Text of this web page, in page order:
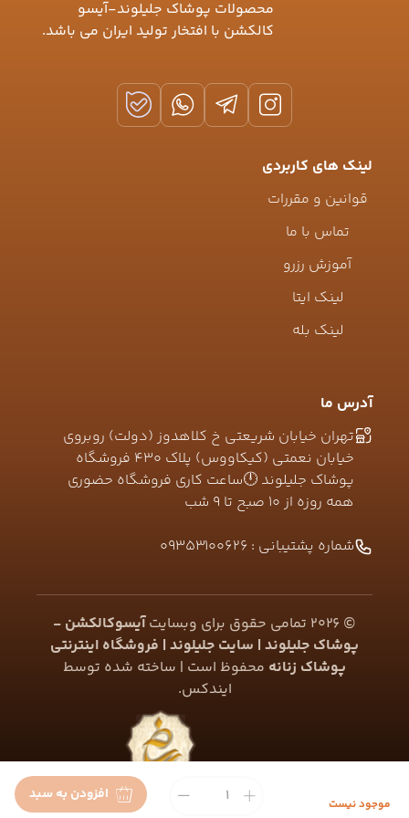
موجود نیست
افزودن به سبد
محصولات پوشاک جلیلوند-آیسو
کالکشن با افتخار تولید ایران می باشد.
لینک های کاربردی
قوانین و مقررات
تماس با ما
آموزش رزرو
لینک ایتا
لینک بله
آدرس ما
تهران خیابان شریعتی خ کلاهدوز (دولت) روبروی
خیابان نعمتی (کیکاووس) پلاک ۴۳۰ فروشگاه
پوشاک جلیلوند 🕛ساعت کاری فروشگاه حضوری
همه روزه از ۱۰ صبح تا ۹ شب
شماره پشتیبانی : 09353100626
©
2026 تمامی حقوق برای وبسایتآیسوکالکشن -
پوشاک جلیلوند | سایت جلیلوند | فروشگاه اینترنتی
پوشاک زنانه محفوظ است | ساخته شده توسط
ایندکس.